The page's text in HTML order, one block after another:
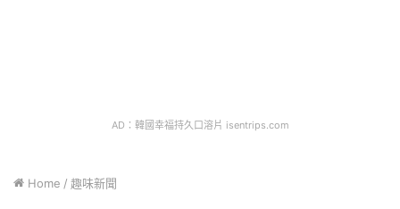
AD：韓國幸福持久口溶片 isentrips.com
Home / 趣味新聞